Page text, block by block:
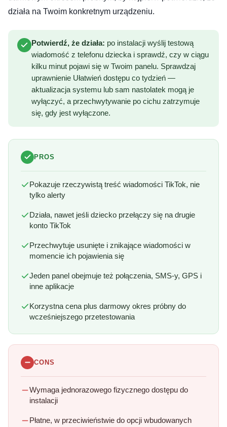
działa na Twoim konkretnym urządzeniu.
Potwierdź, że działa: po instalacji wyślij testową
wiadomość z telefonu dziecka i sprawdź, czy w ciągu
kilku minut pojawi się w Twoim panelu. Sprawdzaj
uprawnienie Ułatwień dostępu co tydzień —
aktualizacja systemu lub sam nastolatek mogą je
wyłączyć, a przechwytywanie po cichu zatrzymuje
się, gdy jest wyłączone.
PROS
Pokazuje rzeczywistą treść wiadomości TikTok, nie
tylko alerty
Działa, nawet jeśli dziecko przełączy się na drugie
konto TikTok
Przechwytuje usunięte i znikające wiadomości w
momencie ich pojawienia się
Jeden panel obejmuje też połączenia, SMS-y, GPS i
inne aplikacje
Korzystna cena plus darmowy okres próbny do
wcześniejszego przetestowania
CONS
Wymaga jednorazowego fizycznego dostępu do
instalacji
Płatne, w przeciwieństwie do opcji wbudowanych